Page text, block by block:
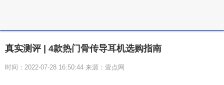
真实测评 | 4款热门骨传导耳机选购指南
时间：2022-07-28 16:50:44 来源：壹点网